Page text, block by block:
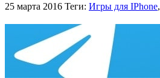
25 марта 2016 Теги: Игры для IPhone,